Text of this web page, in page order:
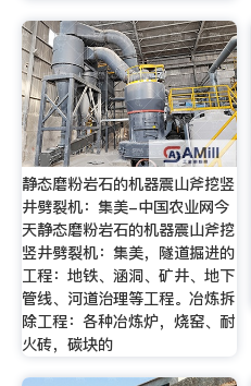
静态磨粉岩石的机器震山斧挖竖
井劈裂机：集美-中国农业网今
天静态磨粉岩石的机器震山斧挖
竖井劈裂机：集美，隧道掘进的
工程：地铁、涵洞、矿井、地下
管线、河道治理等工程。冶炼拆
除工程：各种冶炼炉，烧窑、耐
火砖，碳块的